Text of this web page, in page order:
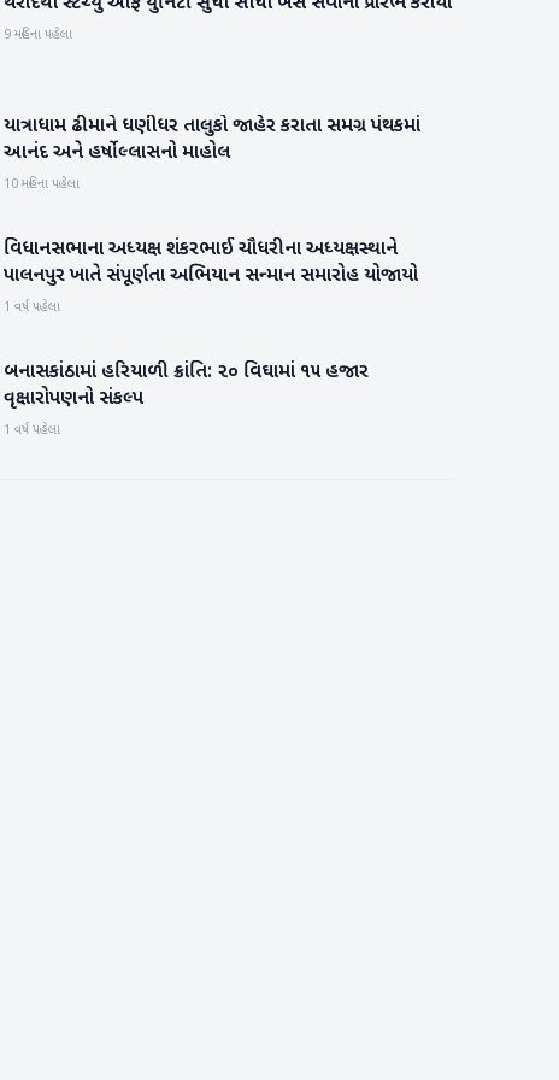
9 મહિના પહેલા
બનાસકાંઠા
યાત્રાધામ ઢીમાને ધણીધર તાલુકો જાહેર કરાતા સમગ્ર પંથકમાં
આનંદ અને હર્ષોલ્લાસનો માહોલ
10 મહિના પહેલા
બનાસકાંઠા
વિધાનસભાના અધ્યક્ષ શંકરભાઈ ચૌધરીના અધ્યક્ષસ્થાને
પાલનપુર ખાતે સંપૂર્ણતા અભિયાન સન્માન સમારોહ યોજાયો
1 વર્ષ પહેલા
બનાસકાંઠા
બનાસકાંઠામાં હરિયાળી ક્રાંતિ: ૨૦ વિઘામાં ૧૫ હજાર
વૃક્ષારોપણનો સંકલ્પ
1 વર્ષ પહેલા